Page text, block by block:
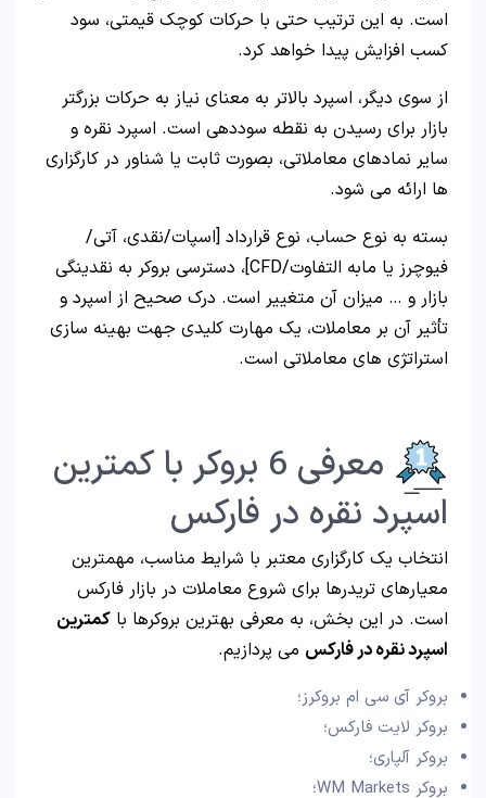
است. به این ترتیب حتی با حرکات کوچک قیمتی، سود
کسب افزایش پیدا خواهد کرد.
از سوی دیگر، اسپرد بالاتر به معنای نیاز به حرکات بزرگتر
بازار برای رسیدن به نقطه سوددهی است. اسپرد نقره و
سایر نمادهای معاملاتی، بصورت ثابت یا شناور در کارگزاری
ها ارائه می شود.
بسته به نوع حساب، نوع قرارداد [اسپات/نقدی، آتی/
فیوچرز یا مابه التفاوت/CFD]، دسترسی بروکر به نقدینگی
بازار و … میزان آن متغییر است. درک صحیح از اسپرد و
تأثیر آن بر معاملات، یک مهارت کلیدی جهت بهینه سازی
استراتژی های معاملاتی است.
معرفی 6 بروکر با کمترین
اسپرد نقره در فارکس
انتخاب یک کارگزاری معتبر با شرایط مناسب، مهمترین
معیارهای تریدرها برای شروع معاملات در بازار فارکس
است. در این بخش، به معرفی بهترین بروکرها با کمترین
اسپرد نقره در فارکس می پردازیم.
بروکر آی سی ام بروکرز؛
بروکر لایت فارکس؛
بروکر آلپاری؛
بروکر WM Markets؛